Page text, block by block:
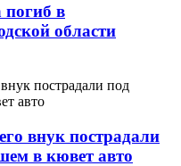
в
области
внук пострадали
в кювет авто